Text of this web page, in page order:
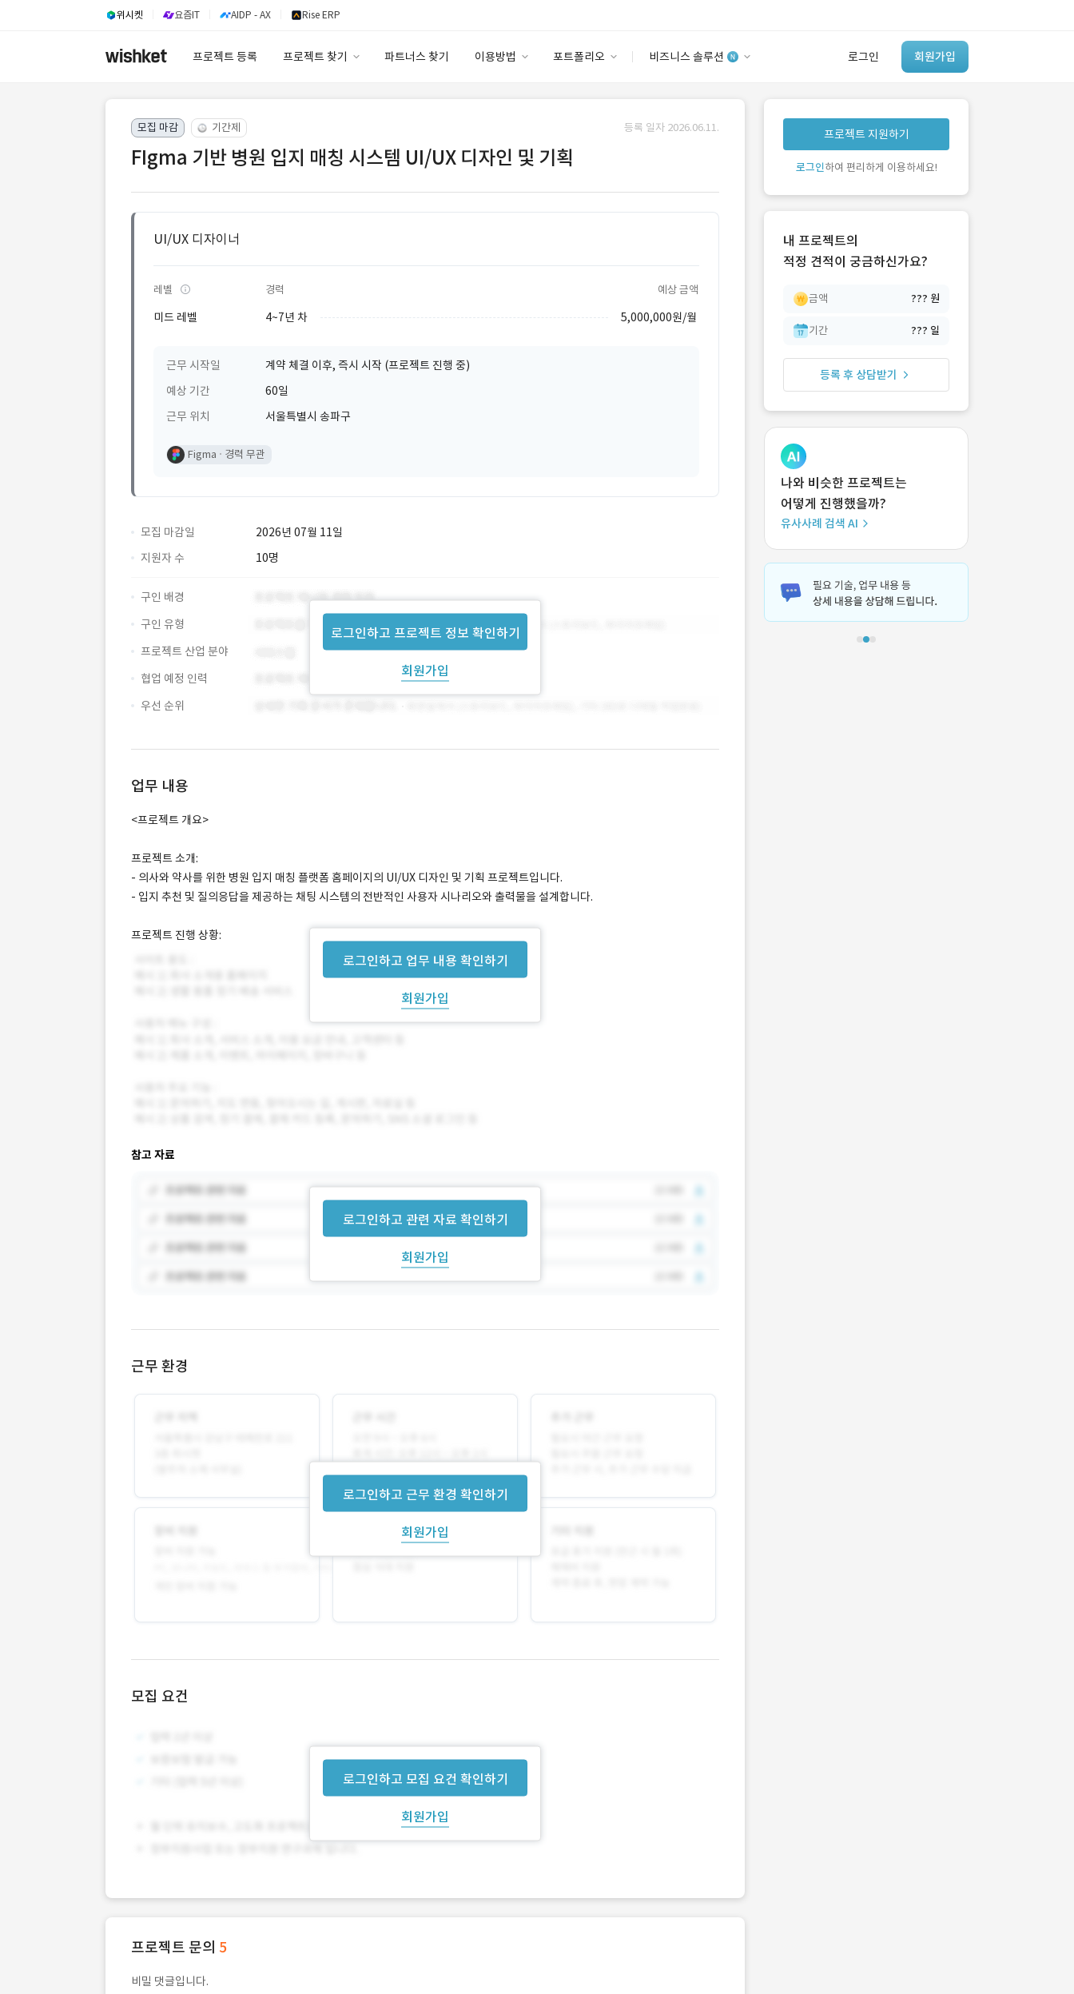
위시켓 요즘IT AIDP - AX Rise ERP
프로젝트 등록 프로젝트 찾기 파트너스 찾기 이용방법 포트폴리오 비즈니스 솔루션 로그인 회원가입
이용요금
고객센터
안심 코드 케어
유사사례 검색 AI
‘이런 거’ 만들어본
개발 회사 있어?
모집 마감 기간제 등록 일자 2026.06.11.
FIgma 기반 병원 입지 매칭 시스템 UI/UX 디자인 및 기획
UI/UX 디자이너
레벨 경력 예상 금액
미드 레벨 4~7년 차 5,000,000원/월
근무 시작일
계약 체결 이후, 즉시 시작 (프로젝트 진행 중)
예상 기간
60일
근무 위치
서울특별시 송파구
Figma 경력 무관
모집 마감일
2026년 07월 11일
지원자 수
10명
로그인하고 프로젝트 정보 확인하기
회원가입
구인 배경
구인 유형
프로젝트 산업 분야
협업 예정 인력
우선 순위
업무 내용
로그인하고 업무 내용 확인하기
회원가입
<프로젝트 개요>
프로젝트 소개:
- 의사와 약사를 위한 병원 입지 매칭 플랫폼 홈페이지의 UI/UX 디자인 및 기획 프로젝트입니다.
- 입지 추천 및 질의응답을 제공하는 채팅 시스템의 전반적인 사용자 시나리오와 출력물을 설계합니다.
프로젝트 진행 상황:
참고 자료
로그인하고 관련 자료 확인하기
회원가입
근무 환경
로그인하고 근무 환경 확인하기
회원가입
모집 요건
로그인하고 모집 요건 확인하기
회원가입
프로젝트 문의 5
비밀 댓글입니다.
프로젝트 지원하기
로그인하여 편리하게 이용하세요!
내 프로젝트의
적정 견적이 궁금하신가요?
금액 ??? 원
기간 ??? 일
등록 후 상담받기
나와 비슷한 프로젝트는
어떻게 진행했을까?
유사사례 검색 AI